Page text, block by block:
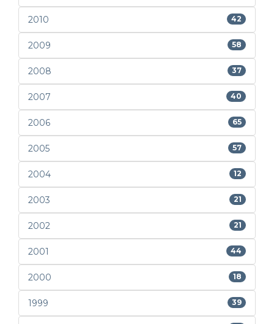
2010 42
2009 58
2008 37
2007 40
2006 65
2005 57
2004 12
2003 21
2002 21
2001 44
2000 18
1999 39